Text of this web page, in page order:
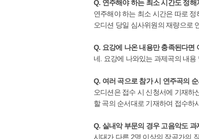
Q. 연주해야 하는 최소 시간도 정해
연주해야 하는 최소 시간은 따로 정
오디션 당일 심사위원의 재량으로
Q. 요강에 나온 내용만 충족된다면
네. 요강에 나와있는 과제곡의 내
Q. 여러 곡으로 참가 시 연주곡의
오디션은 접수 시 신청서에 기재하
할 곡의 순서대로 기재하여 접수하
Q. 실내악 부문의 경우 고음악도
시대가 다른 2명 이상의 작곡가의